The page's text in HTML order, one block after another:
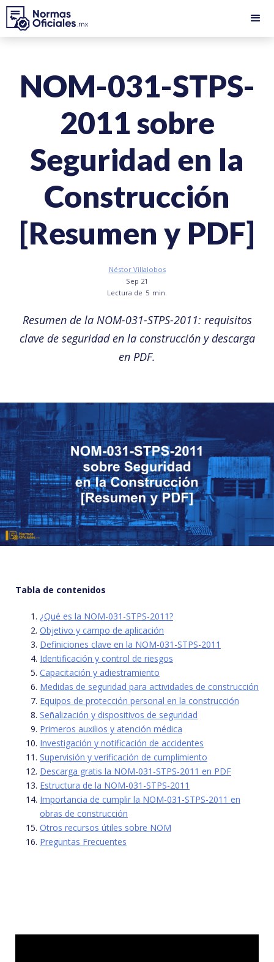
NOM-031-STPS-
2011 sobre
Seguridad en la
Construcción
[Resumen y PDF]
Néstor Villalobos
Sep 21
Lectura de 5 min.
Resumen de la NOM-031-STPS-2011: requisitos
clave de seguridad en la construcción y descarga
en PDF.
Tabla de contenidos
¿Qué es la NOM-031-STPS-2011?
Objetivo y campo de aplicación
Definiciones clave en la NOM-031-STPS-2011
Identificación y control de riesgos
Capacitación y adiestramiento
Medidas de seguridad para actividades de construcción
Equipos de protección personal en la construcción
Señalización y dispositivos de seguridad
Primeros auxilios y atención médica
Investigación y notificación de accidentes
Supervisión y verificación de cumplimiento
Descarga gratis la NOM-031-STPS-2011 en PDF
Estructura de la NOM-031-STPS-2011
Importancia de cumplir la NOM-031-STPS-2011 en
obras de construcción
Otros recursos útiles sobre NOM
Preguntas Frecuentes